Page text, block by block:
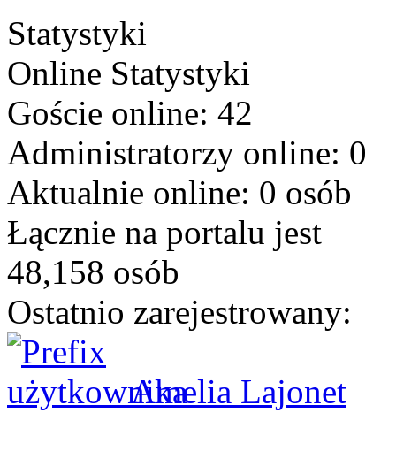
Statystyki
Online Statystyki
Goście online: 42
Administratorzy online: 0
Aktualnie online: 0 osób
Łącznie na portalu jest
48,158 osób
Ostatnio zarejestrowany:
Amelia Lajonet